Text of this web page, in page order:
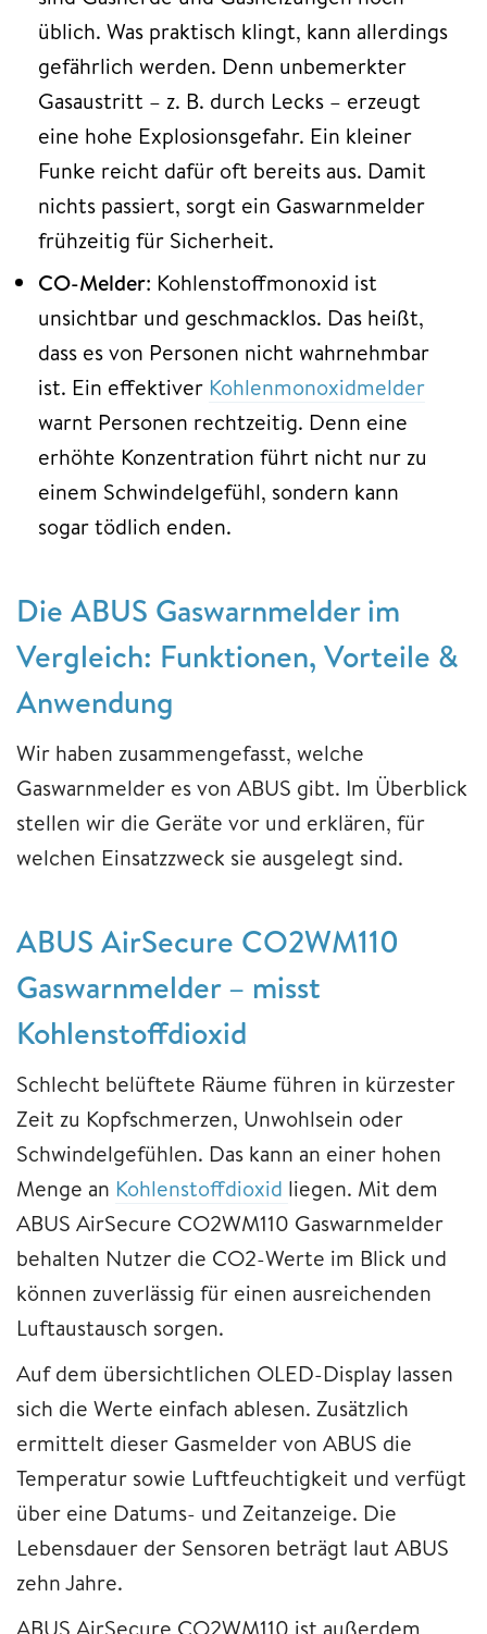
üblich. Was praktisch klingt, kann allerdings
gefährlich werden. Denn unbemerkter
Gasaustritt – z. B. durch Lecks – erzeugt
eine hohe Explosionsgefahr. Ein kleiner
Funke reicht dafür oft bereits aus. Damit
nichts passiert, sorgt ein Gaswarnmelder
frühzeitig für Sicherheit.
CO-Melder: Kohlenstoffmonoxid ist
unsichtbar und geschmacklos. Das heißt,
dass es von Personen nicht wahrnehmbar
ist. Ein effektiver Kohlenmonoxidmelder
warnt Personen rechtzeitig. Denn eine
erhöhte Konzentration führt nicht nur zu
einem Schwindelgefühl, sondern kann
sogar tödlich enden.
Die ABUS Gaswarnmelder im
Vergleich: Funktionen, Vorteile &
Anwendung
Wir haben zusammengefasst, welche
Gaswarnmelder es von ABUS gibt. Im Überblick
stellen wir die Geräte vor und erklären, für
welchen Einsatzzweck sie ausgelegt sind.
ABUS AirSecure CO2WM110
Gaswarnmelder – misst
Kohlenstoffdioxid
Schlecht belüftete Räume führen in kürzester
Zeit zu Kopfschmerzen, Unwohlsein oder
Schwindelgefühlen. Das kann an einer hohen
Menge an Kohlenstoffdioxid liegen. Mit dem
ABUS AirSecure CO2WM110 Gaswarnmelder
behalten Nutzer die CO2-Werte im Blick und
können zuverlässig für einen ausreichenden
Luftaustausch sorgen.
Auf dem übersichtlichen OLED-Display lassen
sich die Werte einfach ablesen. Zusätzlich
ermittelt dieser Gasmelder von ABUS die
Temperatur sowie Luftfeuchtigkeit und verfügt
über eine Datums- und Zeitanzeige. Die
Lebensdauer der Sensoren beträgt laut ABUS
zehn Jahre.
ABUS AirSecure CO2WM110 ist außerdem